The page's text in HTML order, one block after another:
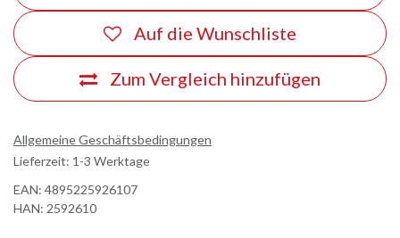
Zum Vergleich hinzufügen
Auf die Wunschliste
Allgemeine Geschäftsbedingungen
Lieferzeit: 1-3 Werktage
EAN: 4895225926107
HAN: 2592610